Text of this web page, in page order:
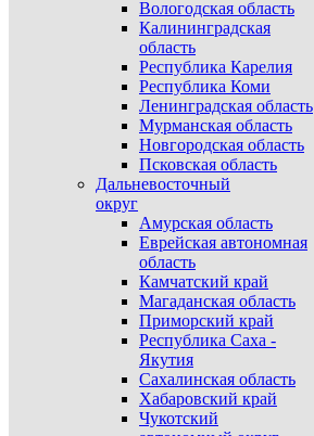
Вологодская область
Калининградская
область
Республика Карелия
Республика Коми
Ленинградская область
Мурманская область
Новгородская область
Псковская область
Дальневосточный
округ
Амурская область
Еврейская автономная
область
Камчатский край
Магаданская область
Приморский край
Республика Саха -
Якутия
Сахалинская область
Хабаровский край
Чукотский